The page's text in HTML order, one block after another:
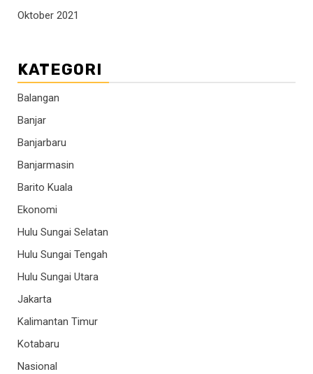
Oktober 2021
KATEGORI
Balangan
Banjar
Banjarbaru
Banjarmasin
Barito Kuala
Ekonomi
Hulu Sungai Selatan
Hulu Sungai Tengah
Hulu Sungai Utara
Jakarta
Kalimantan Timur
Kotabaru
Nasional